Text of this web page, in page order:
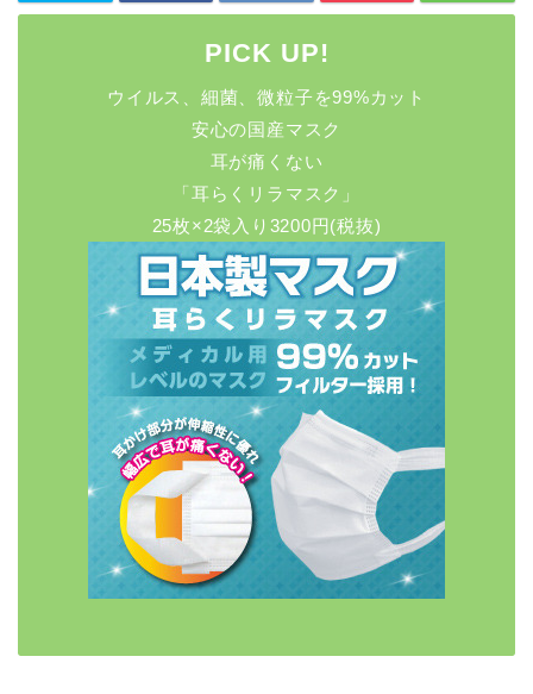
PICK UP!
ウイルス、細菌、微粒子を99%カット
安心の国産マスク
耳が痛くない
「耳らくリラマスク」
25枚×2袋入り3200円(税抜)